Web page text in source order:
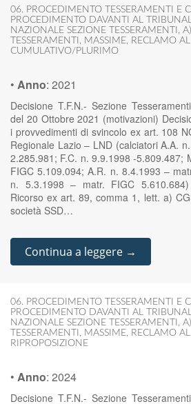
06. PROCEDIMENTO TESSERAMENTI E
PROCEDIMENTO DAVANTI AL
NAZIONALE SEZIONE TESSERAMENTI ,
TESSERAMENTI , MASSIME, RECLAMO
CUMULATIVO/PLURIMO
• Anno: 2021
Decisione T.F.N.- Sezione
del 20 Ottobre 2021 (motivazioni)
i provvedimenti di svincolo ex art. 108
Regionale Lazio – LND (calciatori A.A.
2.285.981; F.C. n. 9.9.1998 -5.809.487;
FIGC 5.109.094; A.R. n. 8.4.1993 –
n. 5.3.1998 – matr. FIGC 5.610.684)
Ricorso ex art. 89, comma 1, lett. a)
società SSD…
Continua a leggere →
06. PROCEDIMENTO TESSERAMENTI E
PROCEDIMENTO DAVANTI AL
NAZIONALE SEZIONE TESSERAMENTI ,
TESSERAMENTI , MASSIME, RECLAMO
RIPROPOSIZIONE
• Anno: 2024
Decisione T.F.N.- Sezione